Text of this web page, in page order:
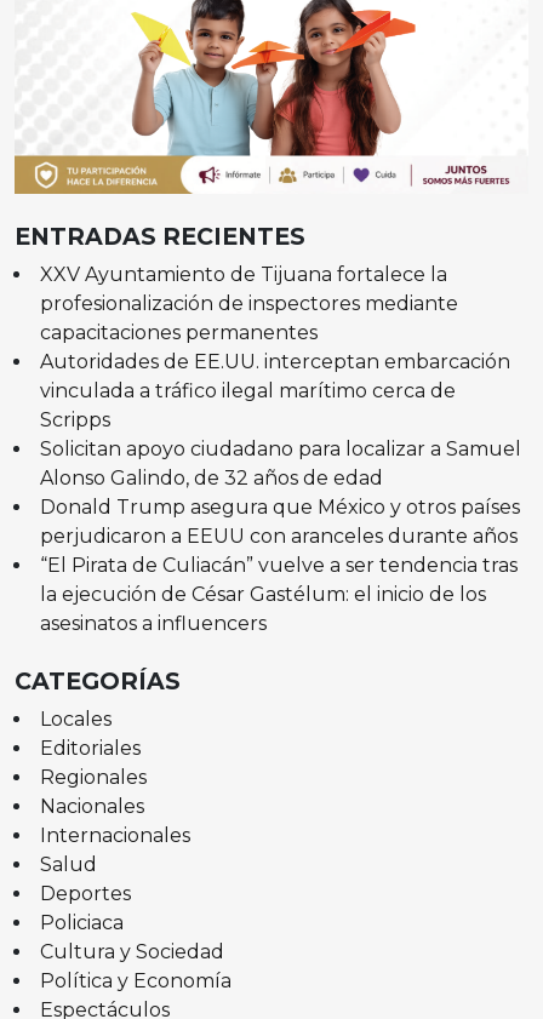
ENTRADAS RECIENTES
XXV Ayuntamiento de Tijuana fortalece la
profesionalización de inspectores mediante
capacitaciones permanentes
Autoridades de EE.UU. interceptan embarcación
vinculada a tráfico ilegal marítimo cerca de
Scripps
Solicitan apoyo ciudadano para localizar a Samuel
Alonso Galindo, de 32 años de edad
Donald Trump asegura que México y otros países
perjudicaron a EEUU con aranceles durante años
“El Pirata de Culiacán” vuelve a ser tendencia tras
la ejecución de César Gastélum: el inicio de los
asesinatos a influencers
CATEGORÍAS
Locales
Editoriales
Regionales
Nacionales
Internacionales
Salud
Deportes
Policiaca
Cultura y Sociedad
Política y Economía
Espectáculos